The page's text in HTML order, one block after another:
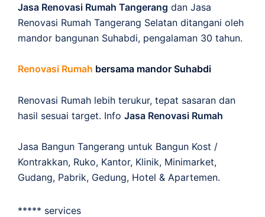
Jasa Renovasi Rumah Tangerang dan Jasa
Renovasi Rumah Tangerang Selatan ditangani oleh
mandor bangunan Suhabdi, pengalaman 30 tahun.
Renovasi Rumah bersama mandor Suhabdi
Renovasi Rumah lebih terukur, tepat sasaran dan
hasil sesuai target. Info Jasa Renovasi Rumah
Jasa Bangun Tangerang untuk Bangun Kost /
Kontrakkan, Ruko, Kantor, Klinik, Minimarket,
Gudang, Pabrik, Gedung, Hotel & Apartemen.
***** services